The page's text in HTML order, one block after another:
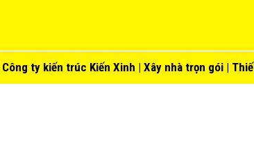
Công ty kiến trúc Kiến Xinh | Xây nhà trọn gói |